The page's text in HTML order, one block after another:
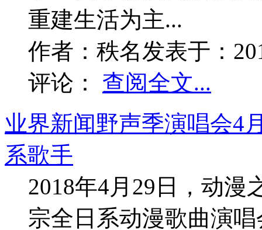
重建生活为主...
作者： 秩名发表于：
评论：
查阅全文...
业界新闻野声季演唱会4
系歌手
2018年4月29日，动漫
宗全日系动漫歌曲演